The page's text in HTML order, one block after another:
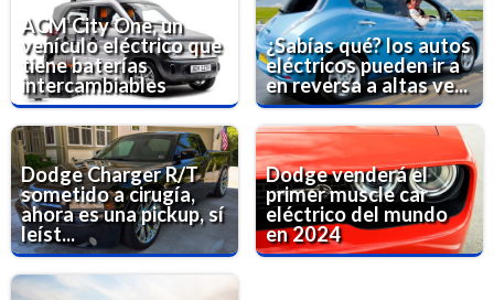
ACM City One, un
vehículo eléctrico que
tiene baterías
intercambiables
¿Sabías qué? los autos
eléctricos pueden ir a
en reversa a altas ve...
Dodge Charger R/T
sometido a cirugía,
ahora es una pickup, sí
leíst...
Dodge venderá el
primer muscle car
eléctrico del mundo
en 2024